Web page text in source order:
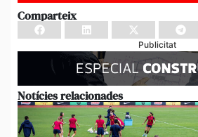
Comparteix
Publicitat
Notícies relacionades